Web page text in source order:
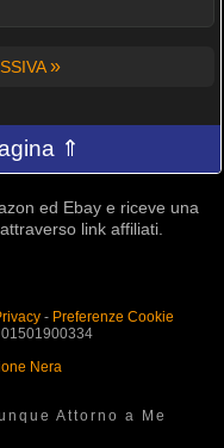
»
⇑
ed Ebay e riceve una
link affiliati.
- Preferenze Cookie
01501900334
Nera
Attorno a Me